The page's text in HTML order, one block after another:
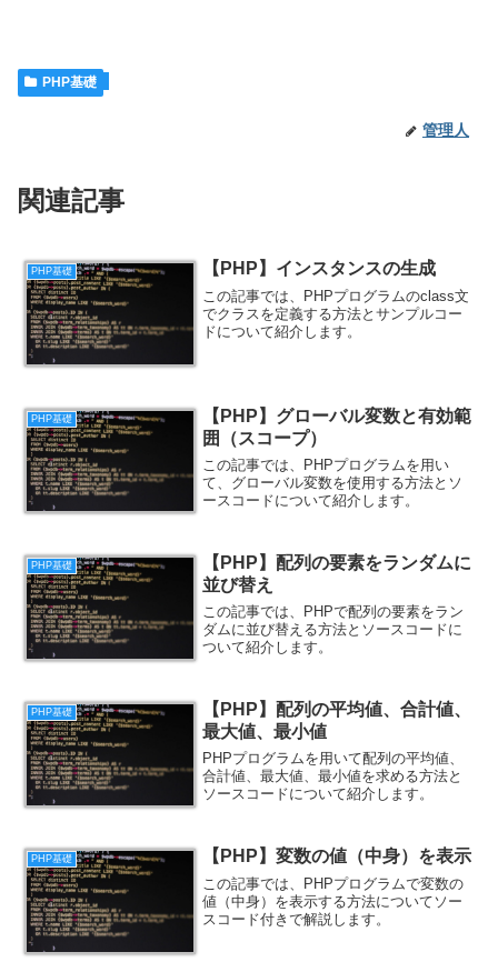
PHP基礎
管理人
関連記事
PHP基礎 【PHP】インスタンスの生成
この記事では、PHPプログラムのclass文
でクラスを定義する方法とサンプルコー
ドについて紹介します。
PHP基礎
【PHP】グローバル変数と有効範
囲（スコープ）
この記事では、PHPプログラムを用い
て、グローバル変数を使用する方法とソ
ースコードについて紹介します。
PHP基礎
【PHP】配列の要素をランダムに
並び替え
この記事では、PHPで配列の要素をラン
ダムに並び替える方法とソースコードに
ついて紹介します。
PHP基礎
【PHP】配列の平均値、合計値、
最大値、最小値
PHPプログラムを用いて配列の平均値、
合計値、最大値、最小値を求める方法と
ソースコードについて紹介します。
PHP基礎 【PHP】変数の値（中身）を表示
この記事では、PHPプログラムで変数の
値（中身）を表示する方法についてソー
スコード付きで解説します。